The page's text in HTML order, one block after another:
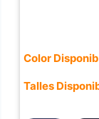
Color
Talles